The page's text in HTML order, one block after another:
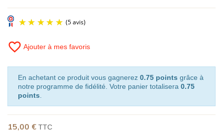
favorite_border Ajouter à mes favoris
En achetant ce produit vous gagnerez 0.75 points grâce à
notre programme de fidélité. Votre panier totalisera 0.75
points
15,00 € TTC